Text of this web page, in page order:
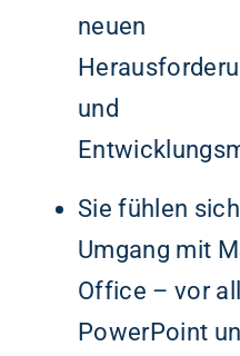
neuen
und
Sie fühlen
Umgang mit
Office – vor
PowerPoint